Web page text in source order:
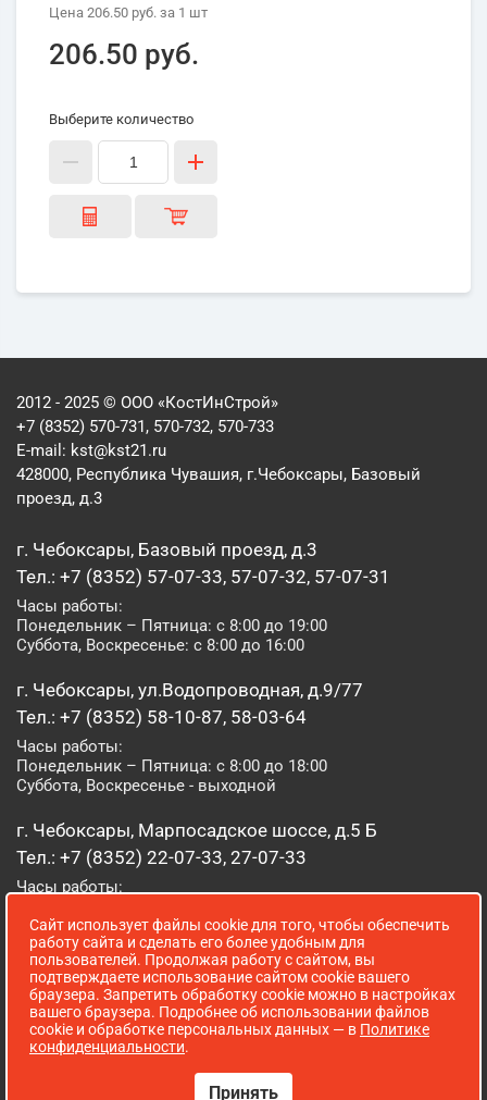
Цена 206.50 руб. за 1 шт
206.50 руб.
Выберите количество
2012 - 2025 © ООО «КостИнСтрой»
+7 (8352) 570-731, 570-732, 570-733
E-mail: kst@kst21.ru
428000, Республика Чувашия, г.Чебоксары, Базовый
проезд, д.3
г. Чебоксары, Базовый проезд, д.3
Тел.: +7 (8352) 57-07-33, 57-07-32, 57-07-31
Часы работы:
Понедельник – Пятница: с 8:00 до 19:00
Суббота, Воскресенье: с 8:00 до 16:00
г. Чебоксары, ул.Водопроводная, д.9/77
Тел.: +7 (8352) 58-10-87, 58-03-64
Часы работы:
Понедельник – Пятница: с 8:00 до 18:00
Суббота, Воскресенье - выходной
г. Чебоксары, Марпосадское шоссе, д.5 Б
Тел.: +7 (8352) 22-07-33, 27-07-33
Часы работы:
Суббота, Воскресенье: с 8:00 до 16:00
г. Йошкар-Ола, ул. Луначарского, д. 52 А
Тел.: (8362) 41-07-31
Часы работы:
Понедельник – Пятница: с 8:00 до 18:00
Сайт использует файлы cookie для того, чтобы обеспечить
работу сайта и сделать его более удобным для
пользователей. Продолжая работу с сайтом, вы
подтверждаете использование сайтом cookie вашего
браузера. Запретить обработку cookie можно в настройках
вашего браузера. Подробнее об использовании файлов
cookie и обработке персональных данных — в Политике
конфиденциальности.
Принять